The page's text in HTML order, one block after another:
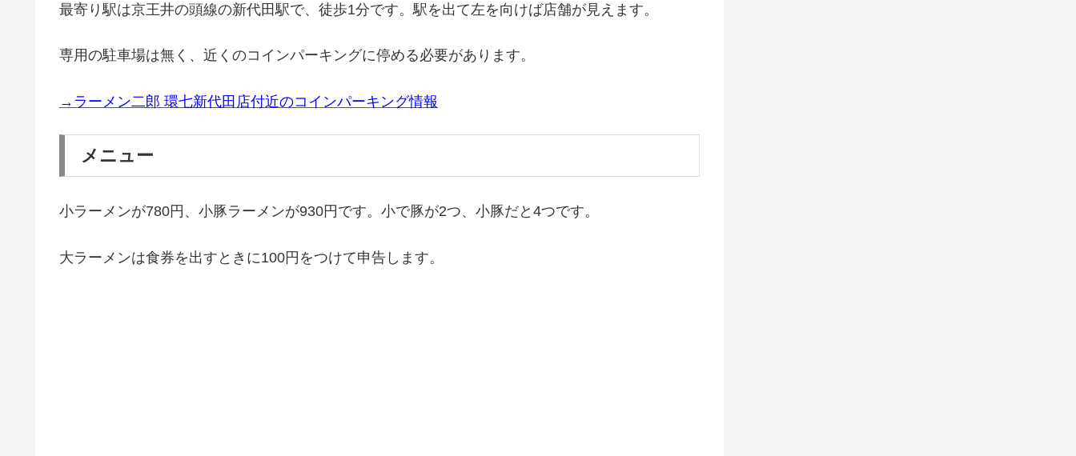
最寄り駅は京王井の頭線の新代田駅で、徒歩1分です。駅を出て左を向けば店舗が見えます。
専用の駐車場は無く、近くのコインパーキングに停める必要があります。
→ラーメン二郎 環七新代田店付近のコインパーキング情報
メニュー
小ラーメンが780円、小豚ラーメンが930円です。小で豚が2つ、小豚だと4つです。
大ラーメンは食券を出すときに100円をつけて申告します。